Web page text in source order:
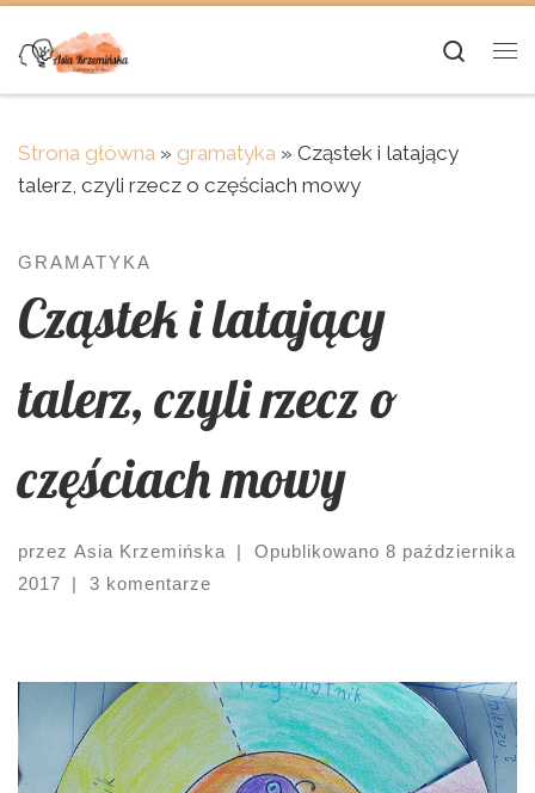
Skip to content
Strona główna » gramatyka » Cząstek i latający
talerz, czyli rzecz o częściach mowy
GRAMATYKA
Cząstek i latający
talerz, czyli rzecz o
częściach mowy
przez Asia Krzemińska | Opublikowano 8 października
2017
| 3 komentarze